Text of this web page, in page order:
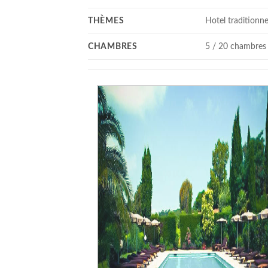
THÈMES Hotel
CHAMBRES 5 / 20 chambres